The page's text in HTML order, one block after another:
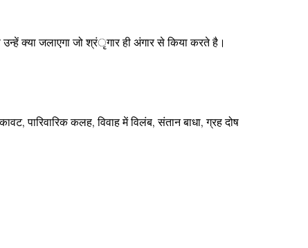
उन्हें क्या जलाएगा जो श्रंृगार ही अंगार से किया करते है।
पारिवारिक कलह, विवाह में विलंब, संतान बाधा, ग्रह दोष